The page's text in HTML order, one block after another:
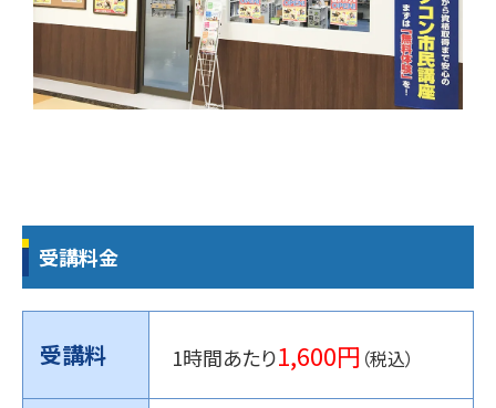
受講料金
受講料 1時間あたり1,600円 （税込）